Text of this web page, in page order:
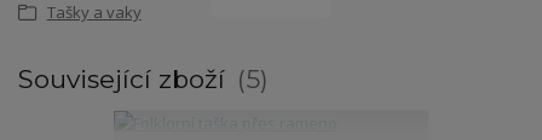
Tašky a vaky
Související zboží 5